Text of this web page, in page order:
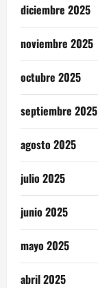
diciembre 2025
noviembre 2025
octubre 2025
septiembre 2025
agosto 2025
julio 2025
junio 2025
mayo 2025
abril 2025